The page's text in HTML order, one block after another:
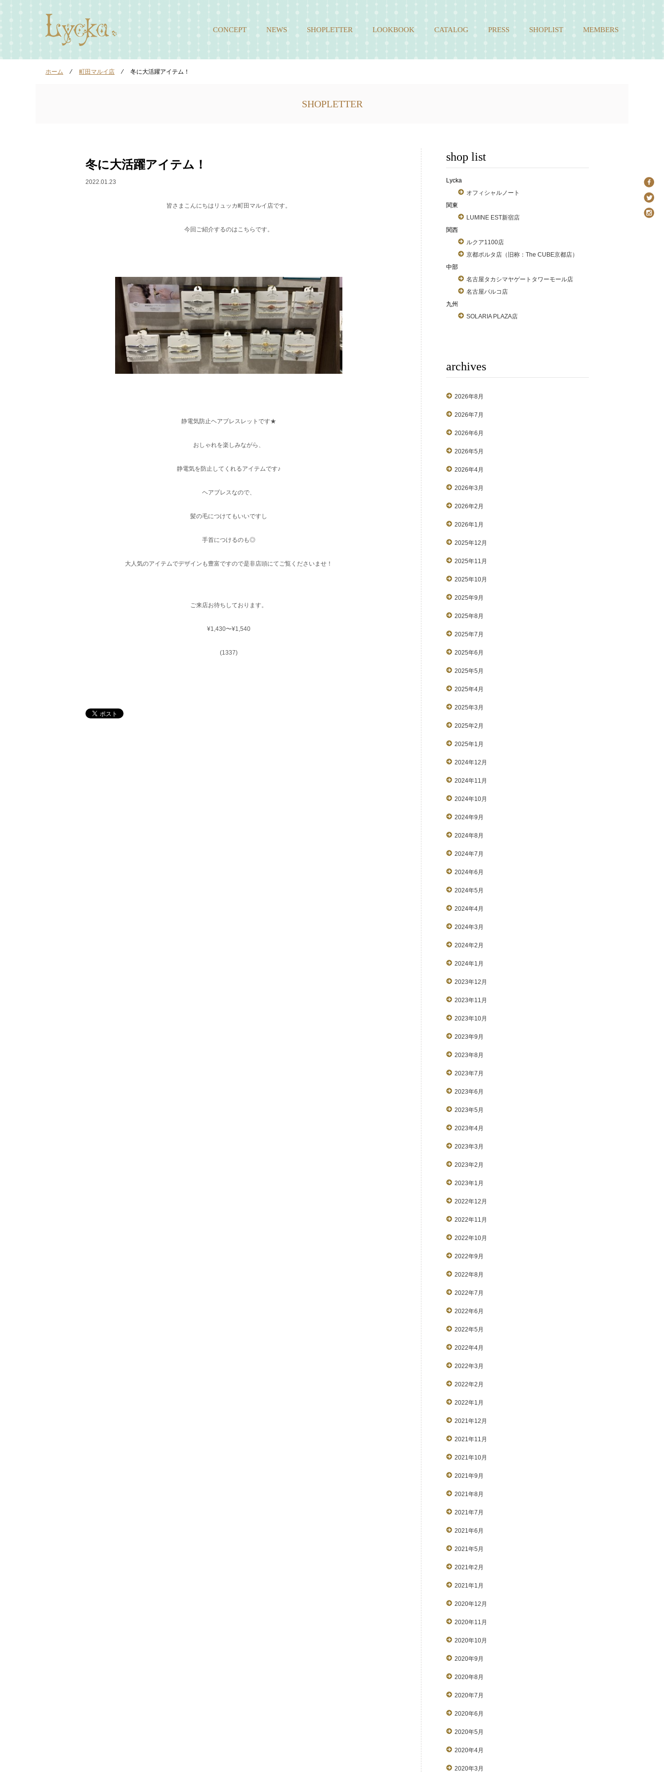
CONCEPT NEWS SHOPLETTER LOOKBOOK CATALOG PRESS SHOPLIST MEMBERS
ホーム ⁄ 町田マルイ店 ⁄ 冬に大活躍アイテム！
SHOPLETTER
冬に大活躍アイテム！
2022.01.23
皆さまこんにちはリュッカ町田マルイ店です。
今回ご紹介するのはこちらです。
静電気防止ヘアブレスレットです★
おしゃれを楽しみながら、
静電気を防止してくれるアイテムです♪
ヘアブレスなので、
髪の毛につけてもいいですし
手首につけるのも◎
大人気のアイテムでデザインも豊富ですので是非店頭にてご覧くださいませ！
ご来店お待ちしております。
¥1,430〜¥1,540
(1337)
shop list
Lycka
オフィシャルノート
関東
LUMINE EST新宿店
関西
ルクア1100店
京都ポルタ店（旧称：The CUBE京都店）
中部
名古屋タカシマヤゲートタワーモール店
名古屋パルコ店
九州
SOLARIA PLAZA店
archives
2026年8月
2026年7月
2026年6月
2026年5月
2026年4月
2026年3月
2026年2月
2026年1月
2025年12月
2025年11月
2025年10月
2025年9月
2025年8月
2025年7月
2025年6月
2025年5月
2025年4月
2025年3月
2025年2月
2025年1月
2024年12月
2024年11月
2024年10月
2024年9月
2024年8月
2024年7月
2024年6月
2024年5月
2024年4月
2024年3月
2024年2月
2024年1月
2023年12月
2023年11月
2023年10月
2023年9月
2023年8月
2023年7月
2023年6月
2023年5月
2023年4月
2023年3月
2023年2月
2023年1月
2022年12月
2022年11月
2022年10月
2022年9月
2022年8月
2022年7月
2022年6月
2022年5月
2022年4月
2022年3月
2022年2月
2022年1月
2021年12月
2021年11月
2021年10月
2021年9月
2021年8月
2021年7月
2021年6月
2021年5月
2021年2月
2021年1月
2020年12月
2020年11月
2020年10月
2020年9月
2020年8月
2020年7月
2020年6月
2020年5月
2020年4月
2020年3月